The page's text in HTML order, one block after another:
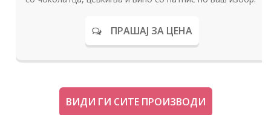
ПРАШАЈ ЗА ЦЕНА
ВИДИ ГИ СИТЕ ПРОИЗВОДИ